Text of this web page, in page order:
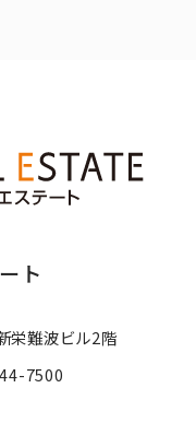
ト
栄難波ビル2階
7500